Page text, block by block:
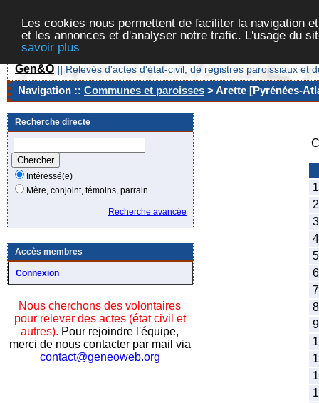
Les cookies nous permettent de faciliter la navigation
et les annonces et d'analyser notre trafic. L'usage du
savoir plus
Gen&O || Relevés d'actes d'état-civil, de registres paroissiaux et
Navigation :: Communes et paroisses > Arette [Pyrénées-
Recherche directe
Intéressé(e)
Mère, conjoint, témoins, parrain...
Recherche avancée
Accès membres
Connexion
Nous cherchons des volontaires
pour relever des actes (état civil et
autres). Pour rejoindre l'équipe,
merci de nous contacter par mail via
contact@geneoweb.org